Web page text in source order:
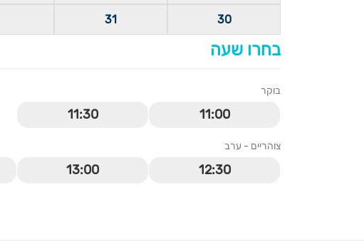
30
31
בחרו שעה
בוקר
11:00
11:30
צוהריים - ערב
12:30
13:00